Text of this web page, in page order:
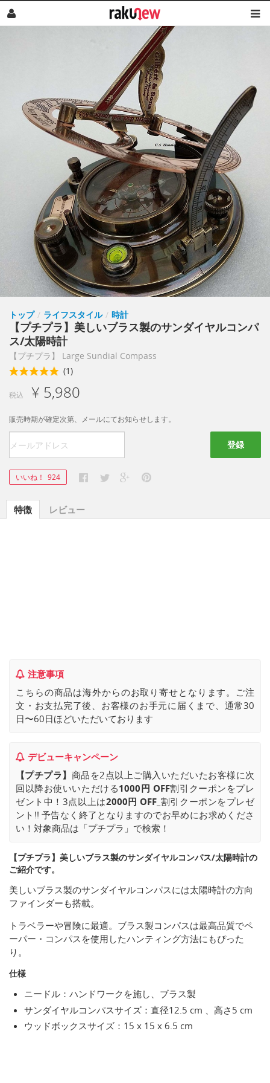
トップ / ライフスタイル / 時計
【プチプラ】美しいブラス製のサンダイヤルコンパ
ス/太陽時計
【プチプラ】 Large Sundial Compass
(1)
税込 ¥ 5,980
販売時期が確定次第、メールにてお知らせします。
登録
いいね！ 924
特徴 レビュー
注意事項
こちらの商品は海外からのお取り寄せとなります。ご注
文・お支払完了後、お客様のお手元に届くまで、通常30
日〜60日ほどいただいております
デビューキャンペーン
【プチプラ】 商品を2点以上ご購入いただいたお客様に次
回以降お使いいただける1000円 OFF割引クーポンをプレ
ゼント中！3点以上は2000円 OFF_ 割引クーポンをプレゼ
ント!! 予告なく終了となりますのでお早めにお求めくださ
い！対象商品は「プチプラ」で検索！
【プチプラ】美しいブラス製のサンダイヤルコンパス/太陽時計の
ご紹介です。
美しいブラス製のサンダイヤルコンパスには太陽時計の方向
ファインダーも搭載。
トラベラーや冒険に最適。ブラス製コンパスは最高品質でペ
ーパー・コンパスを使用したハンティング方法にもぴった
り。
仕様
ニードル：ハンドワークを施し、ブラス製
サンダイヤルコンパスサイズ：直径12.5 cm 、高さ5 cm
ウッドボックスサイズ：15 x 15 x 6.5 cm